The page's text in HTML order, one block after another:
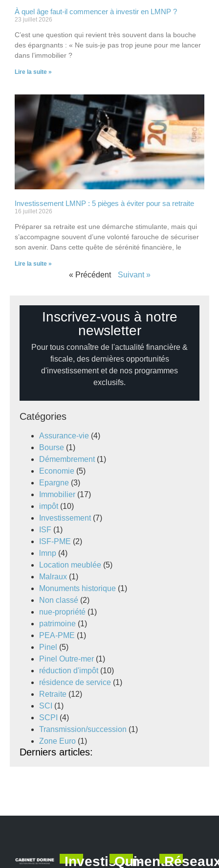
À quel âge faut-il commencer à investir en LMNP ?
23 juillet 2026
C’est une question qui revient très souvent dans la bouche
des épargnants : « Ne suis-je pas trop jeune pour me lancer
dans l’immobilier ?
Lire la suite »
Investissement LMNP : 5 pièges à éviter pour sa retraite
16 juillet 2026
Préparer sa retraite est une démarche stimulante, mais qui
s’accompagne souvent d’une volonté farouche de sécuriser
son avenir. Dans cette quête de sérénité financière, le
Lire la suite »
« Précédent Suivant »
Inscrivez-vous à notre
newsletter
Pour tous connaître de l'actualité financière &
fiscale, des dernières opportunités
d'investissement et de nos programmes
exclusifs.
Catégories
Assurance-vie (4)
Bourse (1)
Démembrement(1)
Economie (5)
Epargne (3)
Immobilier (17)
impôt(10)
Investissement(7)
ISF (1)
ISF-PME (2)
lmnp (4)
Location meublée (5)
Malraux (1)
Monuments historique (1)
Non classé (2)
nue-propriété (1)
patrimoine (1)
PEA-PME (1)
Pinel (5)
Pinel Outre-mer (1)
réduction d'impôt(10)
résidence de service (1)
Retraite (12)
SCI (1)
SCPI (4)
Transmission/succession (1)
Zone Euro (1)
Derniers articles:
Investissements
Qui-